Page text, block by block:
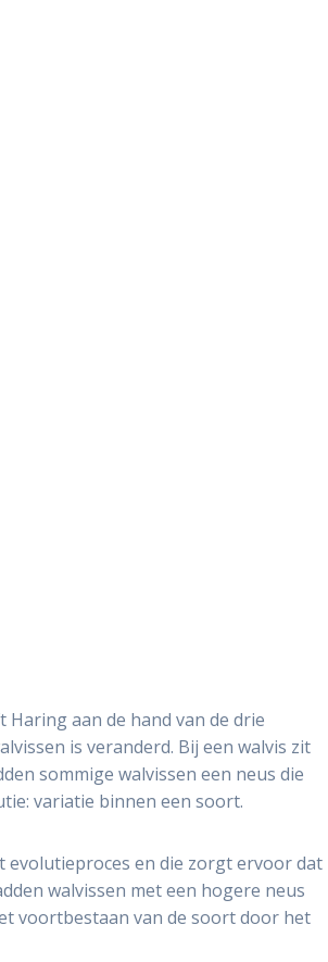
aan de hand van de drie
is veranderd. Bij een walvis zit
sommige walvissen een neus die
variatie binnen een soort.
evolutieproces en die zorgt ervoor dat
walvissen met een hogere neus
voortbestaan van de soort door het